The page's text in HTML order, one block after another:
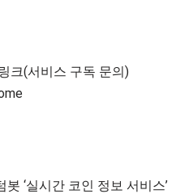
크(서비스 구독 문의)
‘실시간 코인 정보 서비스’